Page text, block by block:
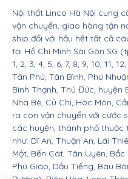
Nội thất Linco Hà Nội cung
vận chuyển, giao hàng tận
ship đối với hầu hết tất cả
tại Hồ Chí Minh Sài Gòn SG
1, 2, 3, 4, 5, 6, 7, 8, 9, 10, 11,
Tân Phú, Tân Bình, Phú
Bình Thạnh, Thủ Đức, huyện
Nhà Bè, Củ Chi, Hóc Môn,
ra còn vận chuyển với cước
các huyện, thành phố thuộc
như: Dĩ An, Thuận An, Lái
Một, Bến Cát, Tân Uyên, Bắc
Phú Giáo, Dầu Tiếng, Bàu